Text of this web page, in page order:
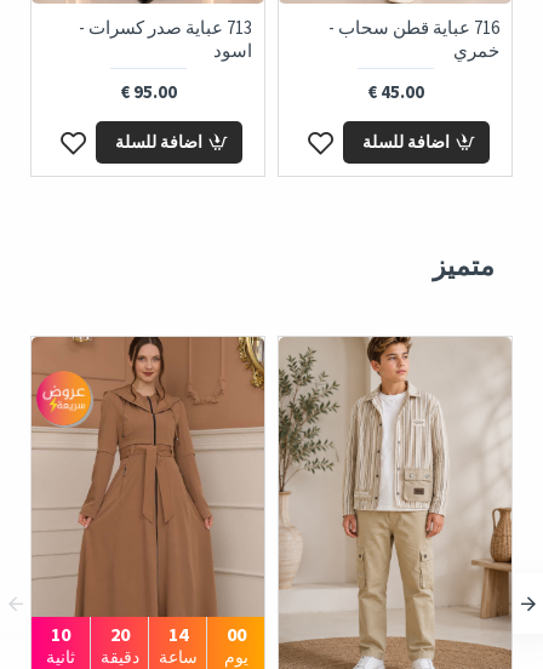
716 عباية قطن سحاب -
خمري
45.00 €
اضافة للسلة
713 عباية صدر كسرات -
اسود
95.00 €
اضافة للسلة
متميز
00
يوم
14
ساعة
20
دقيقة
10
ثانية